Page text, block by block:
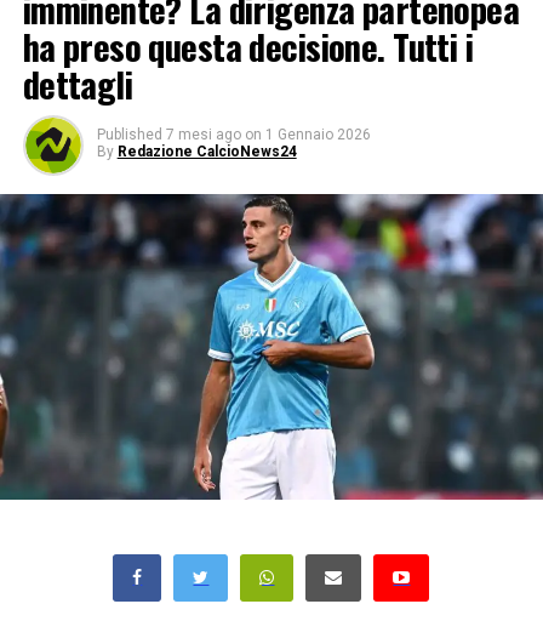
ha preso questa decisione. Tutti i
dettagli
Published 7 mesi ago on 1 Gennaio 2026
By Redazione CalcioNews24